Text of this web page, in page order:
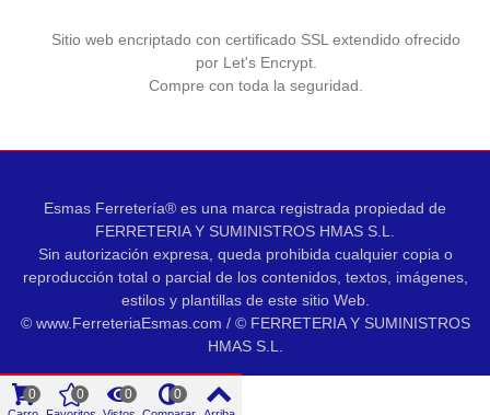
Sitio web encriptado con certificado SSL extendido ofrecido
por Let's Encrypt.
Compre con toda la seguridad.
Esmas Ferretería® es una marca registrada propiedad de
FERRETERIA Y SUMINISTROS HMAS S.L.
Sin autorización expresa, queda prohibida cualquier copia o
reproducción total o parcial de los contenidos, textos, imágenes,
estilos y plantillas de este sitio Web.
© www.FerreteriaEsmas.com / © FERRETERIA Y SUMINISTROS
HMAS S.L.
0 0 0 0